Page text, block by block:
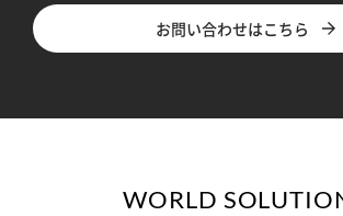
お問い合わせはこちら
WORLD